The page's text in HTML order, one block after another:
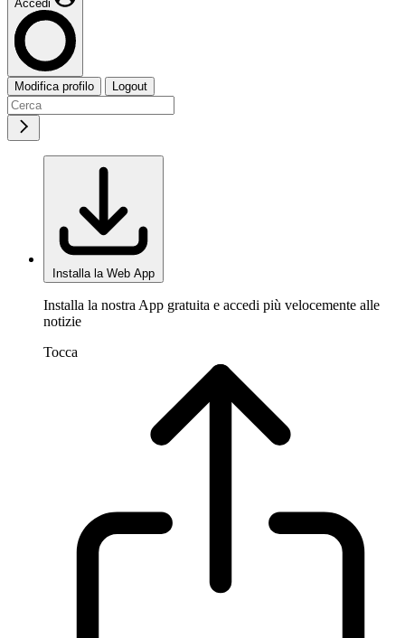
Accedi
Modifica profilo Logout
Installa la Web App
Installa la nostra App gratuita e accedi più velocemente alle
notizie
Tocca